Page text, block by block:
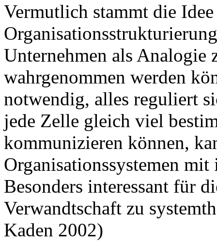
Vermutlich stammt die
Unternehmen als Analogie
wahrgenommen werden
notwendig, alles reguliert
jede Zelle gleich viel
kommunizieren können,
Organisationssystemen
Besonders interessant für
Verwandtschaft zu
Kaden 2002)